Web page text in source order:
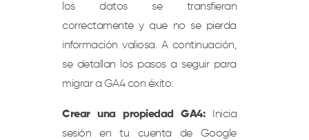
los datos se transfieran
correctamente y que no se pierda
información valiosa. A continuación,
se detallan los pasos a seguir para
migrar a GA4 con éxito:
Crear una propiedad GA4:Inicia
sesión en tu cuenta de Google